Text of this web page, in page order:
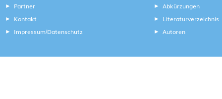
Partner
Kontakt
Impressum/Datenschutz
Abkürzungen
Literaturverzeichnis
Autoren